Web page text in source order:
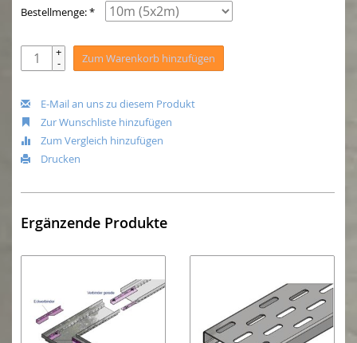
Bestellmenge: *
+
- Zum Warenkorb hinzufügen
E-Mail an uns zu diesem Produkt
Zur Wunschliste hinzufügen
Zum Vergleich hinzufügen
Drucken
Ergänzende Produkte